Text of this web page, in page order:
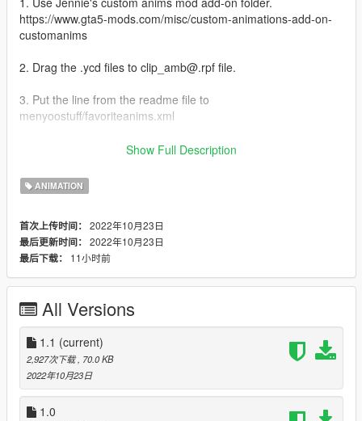
https://www.gta5-mods.com/misc/custom-animations-add-on-
customanims
2. Drag the .ycd files to clip_amb@.rpf file.
3. Put the line from the readme file to
menyoostuff/favoriteanims.xml
For FiveM Users there's an installation guide on the readme
1.0 initial release
Credits:
Skylumz/Sollumz: Blender plugin
ClearDesigns: controller rig tool
Youtube: for teaching me how to make custom anim
Show Full Description
ANIMATION
首次上传时间： 2022年10月23日
最后更新时间： 2022年10月23日
最后下载：
11小时前
All Versions
1.1 (current)
2,927次下载 , 70.0 KB
2022年10月23日
1.0